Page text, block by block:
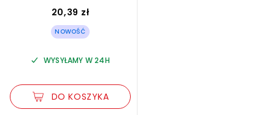
20,39 zł
NOWOŚĆ
WYSYŁAMY W 24H
DO KOSZYKA